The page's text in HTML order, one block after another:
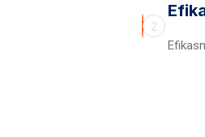
2